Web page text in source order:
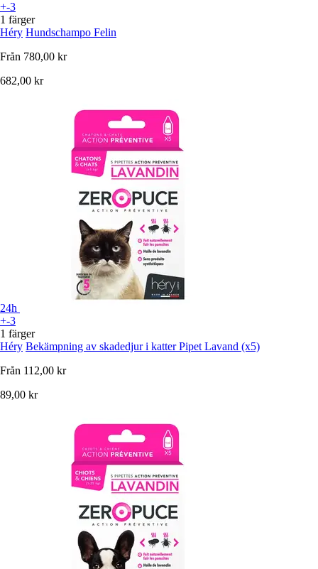
+-3
1 färger
Héry Hundschampo Felin
Från 780,00 kr
682,00 kr
24h
+-3
1 färger
Héry Bekämpning av skadedjur i katter Pipet Lavand (x5)
Från 112,00 kr
89,00 kr